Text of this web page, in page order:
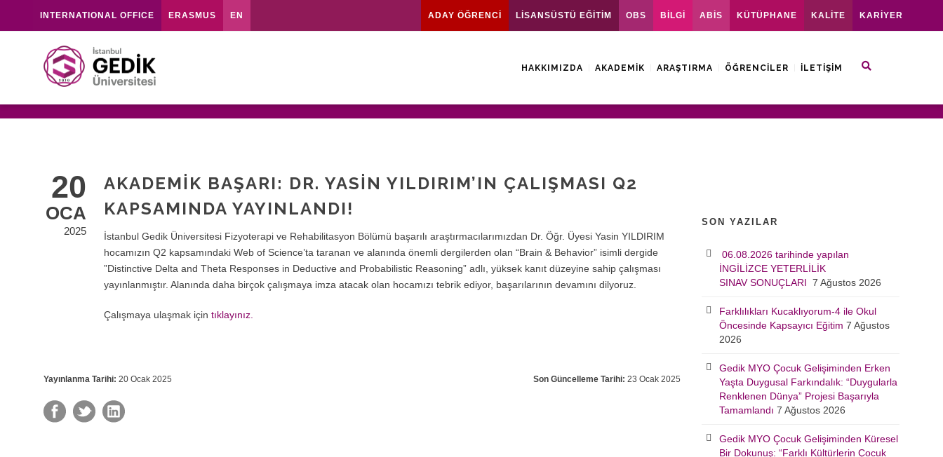
INTERNATIONAL OFFICE ERASMUS EN ADAY ÖĞRENCİ LİSANSÜSTÜ EĞİTİM OBS BİLGİ ABİS KÜTÜPHANE KALİTE KARİYER
HAKKIMIZDA AKADEMIK ARAŞTIRMA ÖĞRENCILER İLETIŞIM
20
OCA
2025
AKADEMIK BAŞARI: DR. YASIN YILDIRIM’IN ÇALIŞMASI Q2
KAPSAMINDA YAYINLANDI!
İstanbul Gedik Üniversitesi Fizyoterapi ve Rehabilitasyon Bölümü başarılı araştırmacılarımızdan Dr. Öğr. Üyesi Yasin YILDIRIM
hocamızın Q2 kapsamındaki Web of Science’ta taranan ve alanında önemli dergilerden olan “Brain & Behavior” isimli dergide
”Distinctive Delta and Theta Responses in Deductive and Probabilistic Reasoning” adlı, yüksek kanıt düzeyine sahip çalışması
yayınlanmıştır. Alanında daha birçok çalışmaya imza atacak olan hocamızı tebrik ediyor, başarılarının devamını dilyoruz.
Çalışmaya ulaşmak için tıklayınız.
Yayınlanma Tarihi: 20 Ocak 2025 Son Güncelleme Tarihi: 23 Ocak 2025
SON YAZILAR
06.08.2026 tarihinde yapılan
İNGİLİZCE YETERLİLİK
SINAV SONUÇLARI 7 Ağustos 2026
Farklılıkları Kucaklıyorum-4 ile Okul
Öncesinde Kapsayıcı Eğitim 7 Ağustos
2026
Gedik MYO Çocuk Gelişiminden Erken
Yaşta Duygusal Farkındalık: “Duygularla
Renklenen Dünya” Projesi Başarıyla
Tamamlandı 7 Ağustos 2026
Gedik MYO Çocuk Gelişiminden Küresel
Bir Dokunuş: “Farklı Kültürlerin Çocuk